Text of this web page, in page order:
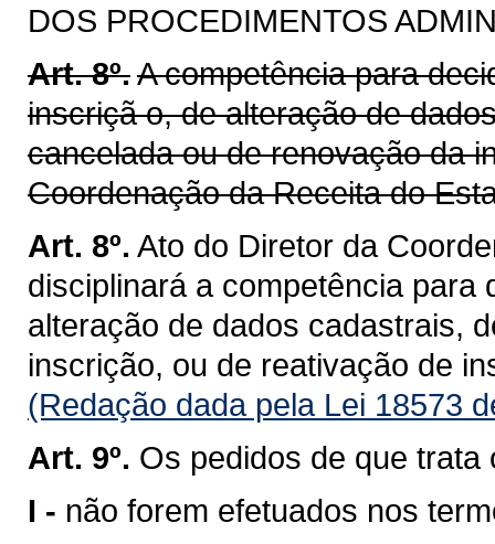
DOS PROCEDIMENTOS
Art. 8º.A competência para
inscriçã o, de alteração de
cancelada ou de renovação da
Coordenação da Receita do
Art. 8º. Ato do Diretor da
disciplinará a competência
alteração de dados cadastrais,
inscrição, ou de reativação de
(Redação dada pela Lei 18573
Art. 9º. Os pedidos de que trata
I - não forem efetuados nos